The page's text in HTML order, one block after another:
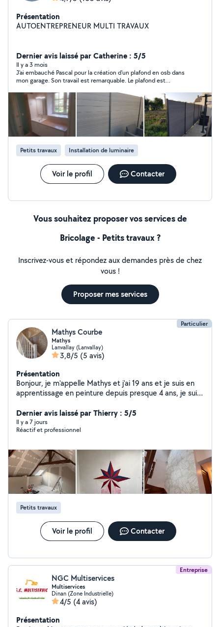
Présentation
AUTOENTREPRENEUR MULTI TRAVAUX
Dernier avis laissé par Catherine : 5/5
Il y a 3 mois
J'ai embauché Pascal pour la création d'un plafond en osb dans
mon garage. Son travail est remarquable. Le plafond est
Pascal à 100 %.
Petits travaux Installation de luminaire
Voir le profil Contacter
Vous souhaitez proposer vos services de
Bricolage - Petits travaux ?
Inscrivez-vous et répondez aux demandes près de chez
vous !
Proposer mes services
Particulier
Mathys Courbe
Mathys
Lanvallay (Lanvallay)
3,8/5 (5 avis)
Présentation
Bonjour, je m'appelle Mathys et j'ai 19 ans et je suis en
apprentissage en peinture depuis presque 4 ans, je suis
supplémentaire les week-ends. J'ai des exemples de
chantier que j'ai pus faire. Je vous laisse me contacter
en priver pour plus d'info
Dernier avis laissé par Thierry : 5/5
Il y a 7 jours
Réactif et professionnel
Petits travaux
Voir le profil Contacter
Entreprise
NGC Multiservices
Multiservices
Dinan (Zone Industrielle)
4/5 (4 avis)
Présentation